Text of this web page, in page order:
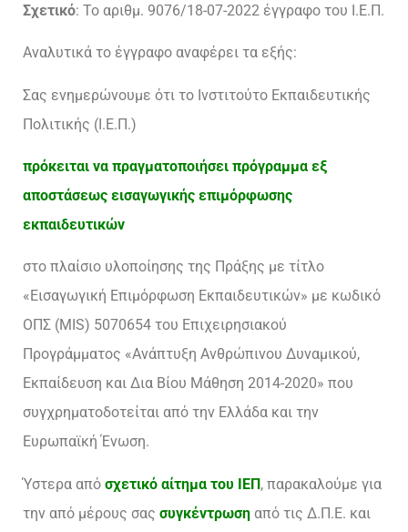
Σχετικό: Το αριθμ. 9076/18-07-2022 έγγραφο του Ι.Ε.Π.
Αναλυτικά το έγγραφο αναφέρει τα εξής:
Σας ενημερώνουμε ότι το Ινστιτούτο Εκπαιδευτικής
Πολιτικής (Ι.Ε.Π.)
πρόκειται να πραγματοποιήσει πρόγραμμα εξ
αποστάσεως εισαγωγικής επιμόρφωσης
εκπαιδευτικών
στο πλαίσιο υλοποίησης της Πράξης με τίτλο
«Εισαγωγική Επιμόρφωση Εκπαιδευτικών» με κωδικό
ΟΠΣ (MIS) 5070654 του Επιχειρησιακού
Προγράμματος «Ανάπτυξη Ανθρώπινου Δυναμικού,
Εκπαίδευση και Δια Βίου Μάθηση 2014-2020» που
συγχρηματοδοτείται από την Ελλάδα και την
Ευρωπαϊκή Ένωση.
Ύστερα από σχετικό αίτημα του ΙΕΠ, παρακαλούμε για
την από μέρους σας συγκέντρωση από τις Δ.Π.Ε. και